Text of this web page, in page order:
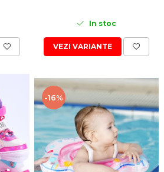
In stoc
VEZI VARIANTE
-16%